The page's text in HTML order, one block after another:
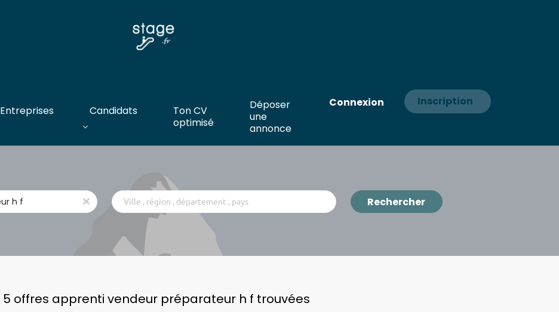
Connexion Inscription
Entreprises Candidats
Ton CV
optimisé
Déposer
une
annonce
x
Ville
,
département
,
Rechercher
Rechercher
5 offres apprenti vendeur préparateur h f trouvées